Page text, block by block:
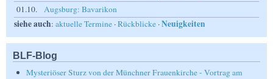
01.10.
Augsburg: Bavarikon
siehe auch: aktuelle Termine ·Rückblicke ·Neuigkeiten
BLF-Blog
Mysteriöser Sturz von der Münchner Frauenkirche - Vortrag am